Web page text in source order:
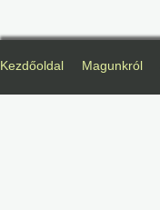
Kezdőoldal Magunkról